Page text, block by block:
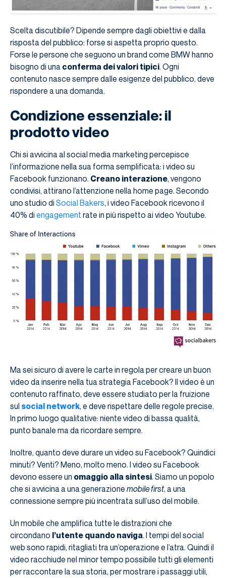
Scelta discutibile? Dipende sempre dagli obiettivi e dalla
risposta del pubblico: forse si aspetta proprio questo.
Forse le persone che seguono un brand come BMW hanno
bisogno di una conferma dei valori tipici. Ogni
contenuto nasce sempre dalle esigenze del pubblico, deve
rispondere a una domanda.
Condizione essenziale: il
prodotto video
Chi si avvicina al social media marketing percepisce
l’informazione nella sua forma semplificata: i video su
Facebook funzionano. Creano interazione, vengono
condivisi, attirano l’attenzione nella home page. Secondo
uno studio di Social Bakers, i video Facebook ricevono il
40% di engagement rate in più rispetto ai video Youtube.
Ma sei sicuro di avere le carte in regola per creare un buon
video da inserire nella tua strategia Facebook? Il video è un
contenuto raffinato, deve essere studiato per la fruizione
sul social network, e deve rispettare delle regole precise.
In primo luogo qualitative: niente video di bassa qualità,
punto banale ma da ricordare sempre.
Inoltre, quanto deve durare un video su Facebook? Quindici
minuti? Venti? Meno, molto meno. I video su Facebook
devono essere un omaggio alla sintesi. Siamo un popolo
che si avvicina a una generazione mobile first, a una
connessione sempre più incentrata sull’uso del mobile.
Un mobile che amplifica tutte le distrazioni che
circondano l’utente quando naviga. I tempi del social
web sono rapidi, ritagliati tra un’operazione e l’atra. Quindi il
video racchiude nel minor tempo possibile tutti gli elementi
per raccontare la sua storia, per mostrare i passaggi utili,